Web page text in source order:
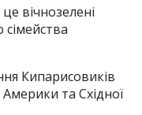
вічнозелені
Кипарисовиків
Америки та Східної